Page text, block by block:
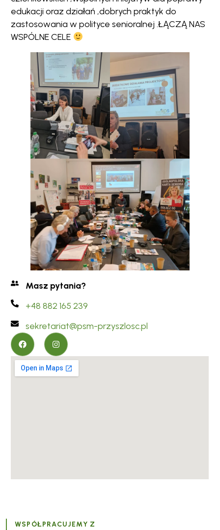
edukacji oraz działań ,dobrych praktyk do
zastosowania w polityce senioralnej .ŁĄCZĄ NAS
WSPÓLNE CELE
Masz pytania?
+48 882 165 239
sekretariat@psm-przyszlosc.pl
WSPÓŁPRACUJEMY Z